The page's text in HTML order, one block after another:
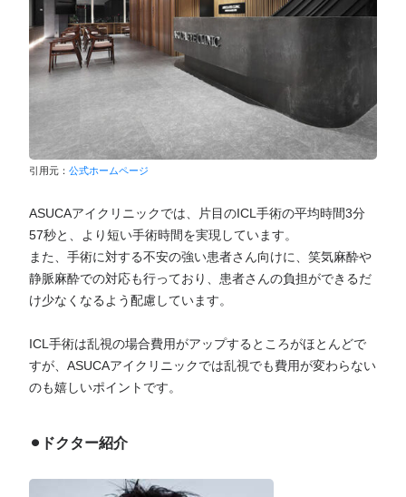
引用元： 公式ホームページ
ASUCAアイクリニックでは、片目のICL手術の平均時間3分
57秒と、より短い手術時間を実現しています。
また、手術に対する不安の強い患者さん向けに、笑気麻酔や
静脈麻酔での対応も行っており、患者さんの負担ができるだ
け少なくなるよう配慮しています。
ICL手術は乱視の場合費用がアップするところがほとんどで
すが、ASUCAアイクリニックでは乱視でも費用が変わらない
のも嬉しいポイントです。
⚫︎ドクター紹介